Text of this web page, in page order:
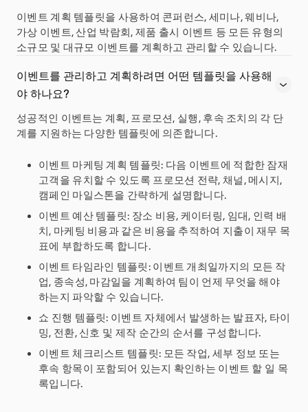
이벤트 계획 템플릿을 사용하여 콘퍼런스, 세미나, 웨비나,
가상 이벤트, 산업 박람회, 제품 출시 이벤트 등 모든 유형의
소규모 및 대규모 이벤트를 계획하고 관리할 수 있습니다.
이벤트를 관리하고 계획하려면 어떤 템플릿을 사용해
야 하나요?
성공적인 이벤트는 계획, 프로모션, 실행, 후속 조치의 각 단
계를 지원하는 다양한 템플릿에 의존합니다.
이벤트 마케팅 계획 템플릿: 다음 이벤트에 적합한 잠재
고객을 유치할 수 있도록 프로모션 전략, 채널, 메시지,
캠페인 마일스톤을 간략하게 설명합니다.
이벤트 예산 템플릿: 장소 비용, 케이터링, 임대, 인력 배
치, 마케팅 비용과 같은 비용을 추적하여 지출이 재무 목
표에 부합하도록 합니다.
이벤트 타임라인 템플릿 : 이벤트 개최일까지의 모든 작
업, 종속성, 마감일을 계획하여 팀이 언제 무엇을 해야
하는지 파악할 수 있습니다.
쇼 진행 템플릿: 이벤트 자체에서 발생하는 발표자, 타이
밍, 전환, 신호 및 제작 순간의 순서를 구성합니다.
이벤트 체크리스트 템플릿: 모든 작업, 세부 정보 또는
후속 항목이 포함되어 있는지 확인하는 이벤트 할 일 목
록입니다.